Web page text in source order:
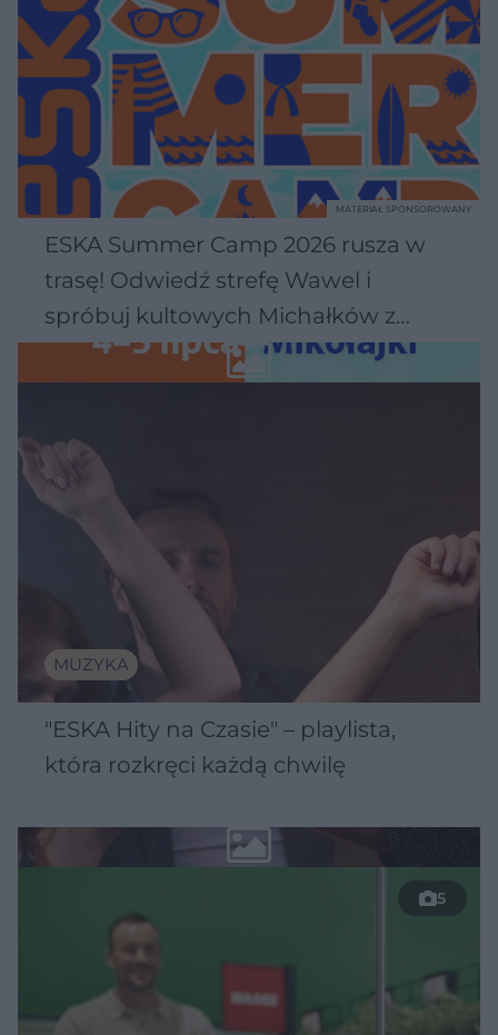
ESKA Summer Camp 2026 rusza w
trasę! Odwiedź strefę Wawel i
spróbuj kultowych Michałków z
Wawelu
MATERIAŁ SPONSOROWANY
MUZYKA
"ESKA Hity na Czasie" – playlista,
która rozkręci każdą chwilę
5